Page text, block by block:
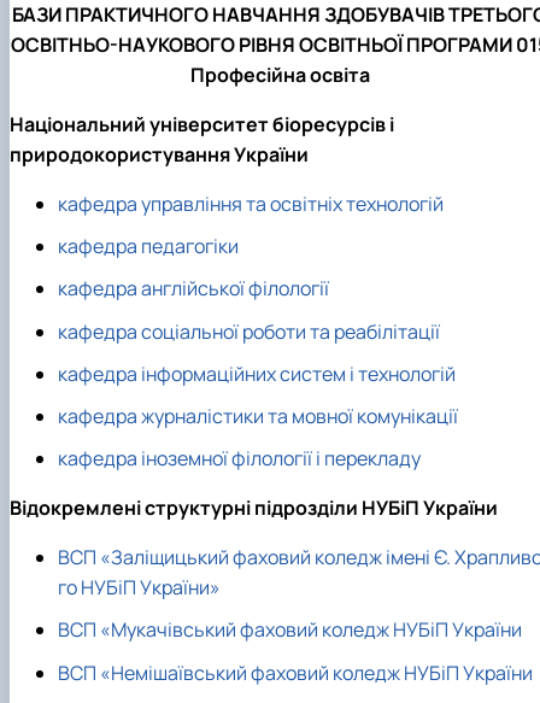
БАЗИ ПРАКТИЧНОГО НАВЧАННЯ ЗДОБУВАЧІВ
ОСВІТНЬО-НАУКОВОГО РІВНЯ ОСВІТНЬОЇ ПРОГРАМИ
Професійна освіта
Національний університет біоресурсів і
природокористування України
кафедра управління та освітніх технологій
кафедра педагогіки
кафедра англійської філології
кафедра соціальної роботи та реабілітації
кафедра інформаційних систем і технологій
кафедра журналістики та мовної комунікації
кафедра іноземної філології і перекладу
Відокремлені структурні підрозділи НУБіП України
ВСП «Заліщицький фаховий коледж імені Є.
го НУБіП України»
ВСП «Мукачівський фаховий коледж НУБіП України
ВСП «Немішаївський фаховий коледж НУБіП України